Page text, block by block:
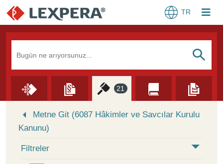
TR
S
21
Metne Git (6087 Hâkimler ve Savcılar Kurulu
Kanunu)
Filtreler